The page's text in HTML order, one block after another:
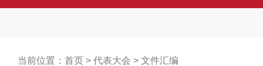
当前位置： 首页 > 代表大会 > 文件汇编